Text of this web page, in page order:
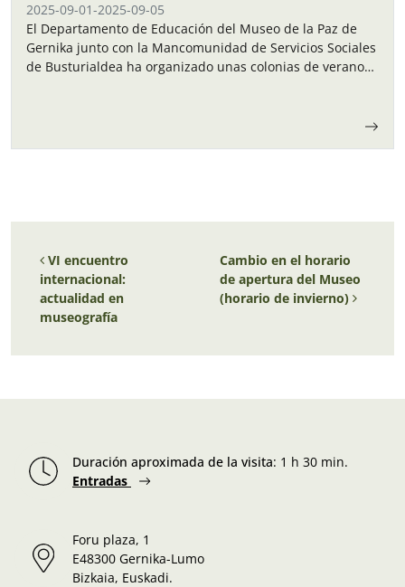
2025-09-01-2025-09-05
El Departamento de Educación del Museo de la Paz de
Gernika junto con la Mancomunidad de Servicios Sociales
de Busturialdea ha organizado unas colonias de verano
Navegación de entradas
VI encuentro
internacional:
actualidad en
museografía
Cambio en el horario
de apertura del Museo
(horario de invierno)
Duración aproximada de la visita: 1 h 30 min.
Entradas
Foru plaza, 1
E48300 Gernika-Lumo
Bizkaia, Euskadi.